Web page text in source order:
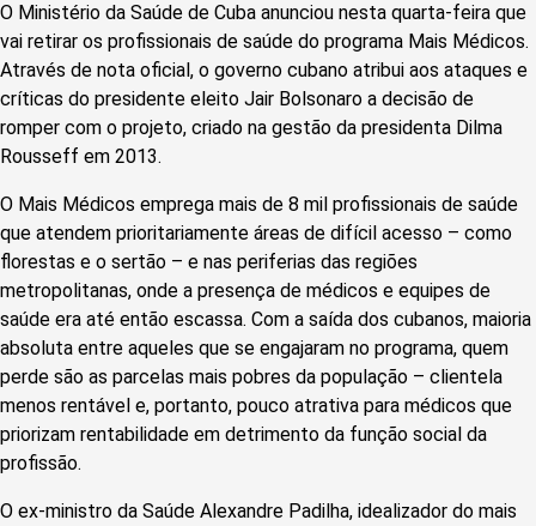
O Ministério da Saúde de Cuba anunciou nesta quarta-feira que
vai retirar os profissionais de saúde do programa Mais Médicos.
Através de nota oficial, o governo cubano atribui aos ataques e
críticas do presidente eleito Jair Bolsonaro a decisão de
romper com o projeto, criado na gestão da presidenta Dilma
Rousseff em 2013.
O Mais Médicos emprega mais de 8 mil profissionais de saúde
que atendem prioritariamente áreas de difícil acesso – como
florestas e o sertão – e nas periferias das regiões
metropolitanas, onde a presença de médicos e equipes de
saúde era até então escassa. Com a saída dos cubanos, maioria
absoluta entre aqueles que se engajaram no programa, quem
perde são as parcelas mais pobres da população – clientela
menos rentável e, portanto, pouco atrativa para médicos que
priorizam rentabilidade em detrimento da função social da
profissão.
O ex-ministro da Saúde Alexandre Padilha, idealizador do mais